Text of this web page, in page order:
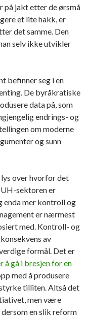
på jakt etter de ørsmå
et lite hakk, er
det samme. Den
selv ikke utvikler
befinner seg i en
De byråkratiske
data på, som
endrings- og
om moderne
og sunn
over hvorfor det
sektoren er
enda mer kontroll og
er nærmest
med. Kontroll- og
av
formål. Det er
å gå i bresjen for en
med å produsere
tilliten. Altså det
men være
en slik reform